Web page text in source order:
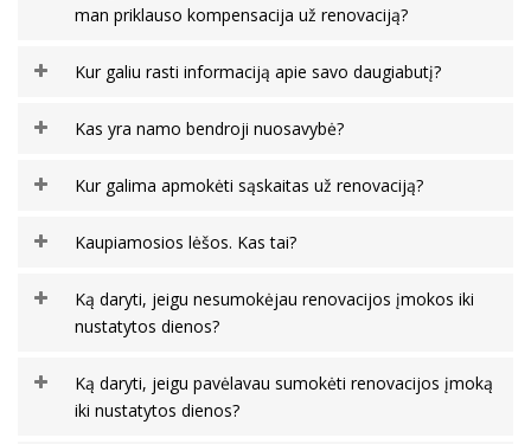
man priklauso kompensacija už renovaciją?
Kur galiu rasti informaciją apie savo daugiabutį?
Kas yra namo bendroji nuosavybė?
Kur galima apmokėti sąskaitas už renovaciją?
Kaupiamosios lėšos. Kas tai?
Ką daryti, jeigu nesumokėjau renovacijos įmokos iki
nustatytos dienos?
Ką daryti, jeigu pavėlavau sumokėti renovacijos įmoką
iki nustatytos dienos?